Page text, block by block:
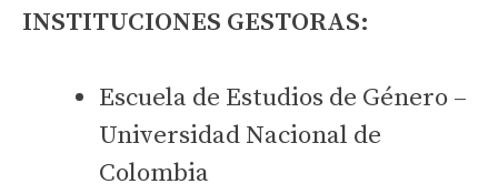
INSTITUCIONES GESTORAS:
Escuela de Estudios de Género –
Universidad Nacional de
Colombia